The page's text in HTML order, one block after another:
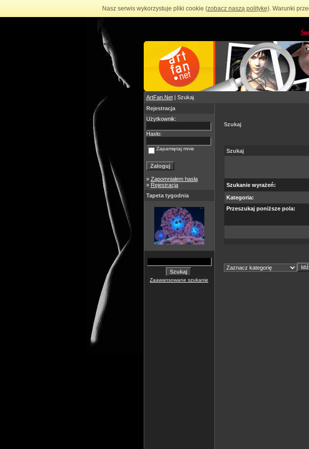
Nasz serwis wykorzystuje pliki cookie (zobacz naszą politykę). Warunki
ArtFan.Net| Szukaj
Rejestracja
Użytkownik:
Hasło:
Zapamiętaj mnie
» Zapomniałem hasła
» Rejestracja
Tapeta tygodnia
Zaawansowane szukanie
Szukaj
Szukaj
Szukanie wyrażeń:
Kategoria:
Przeszukaj poniższe pola: